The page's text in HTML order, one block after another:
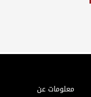
معلومات عن